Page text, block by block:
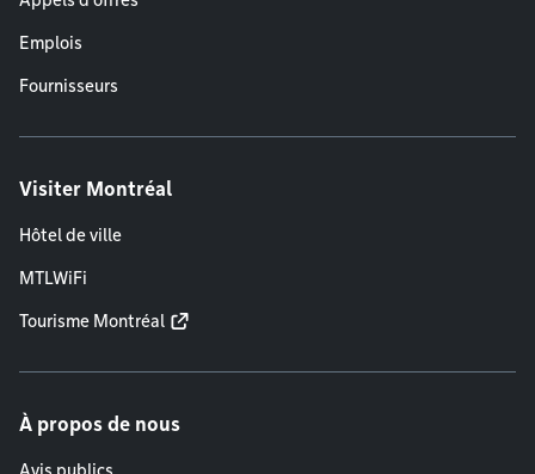
Emplois
Fournisseurs
Visiter Montréal
Hôtel de ville
MTLWiFi
Tourisme Montréal
À propos de nous